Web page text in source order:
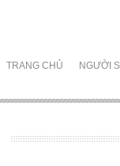
TRANG CHỦ NGƯỜI